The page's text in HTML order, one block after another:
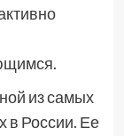
из самых
в России. Ее